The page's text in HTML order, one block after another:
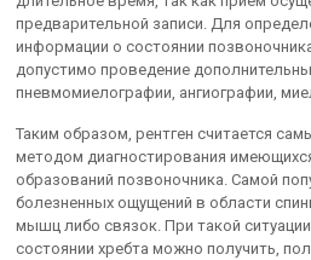
предварительной записи. Для
информации о состоянии
допустимо проведение
пневмомиелографии, ангиографии,
Таким образом, рентген считается
методом диагностирования
образований позвоночника. Самой
болезненных ощущений в области
мышц либо связок. При такой
состоянии хребта можно получить,